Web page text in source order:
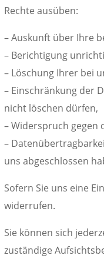
Rechte ausüben:
– Auskunft über Ihre
– Berichtigung
– Löschung Ihrer bei
– Einschränkung der
nicht löschen dürfen,
– Widerspruch gegen
–
uns abgeschlossen
Sofern Sie uns eine
widerrufen.
Sie können sich
zuständige